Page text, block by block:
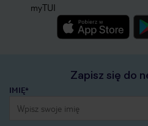
myTUI
Zapisz się do
IMIĘ*